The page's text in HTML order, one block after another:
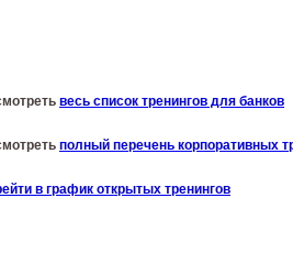
весь список тренингов для банков
полный перечень корпоративных
в график открытых тренингов